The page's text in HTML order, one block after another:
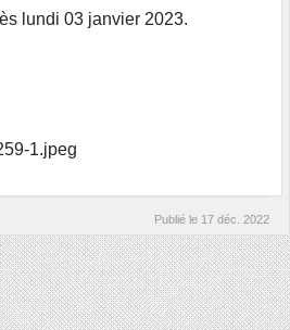
lundi 03 janvier 2023.
Publié le 17 déc. 2022